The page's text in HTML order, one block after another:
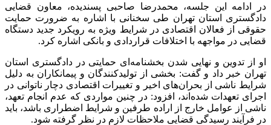
در ادامه این جلسه، محمدرضا صاحبی پسندیده، معاون قضایی
دادگستری استان تهران طی سخنانی با اشاره به ضرورت حمایت
حقوقی از فعالان اقتصادی در شرایط ویژه به رویکرد جدید دستگاه
قضایی در مواجهه با اختلافات قراردادی و بانکی اشاره کرد.
او از تدوین و نهایی شدن بخشنامه‌ای حمایتی در دادگستری استان
تهران خبر داد و گفت: بخشی از تولیدکنندگان و پیمانکاران به دلیل
شرایط ناشی از بحران‌های اخیر و تغییرات اقتصادی دچار ناتوانی در
اجرای تعهدات شده‌اند، افزود: در چنین مواردی که عدم انجام تعهد،
ناشی از عوامل خارج از اراده طرفین و شرایط اضطراری باشد، باید
در فرآیند رسیدگی قضایی ملاحظات لازم در نظر گرفته شود.